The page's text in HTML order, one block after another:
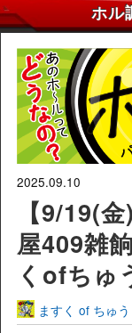
ホル
2025.09.10
【9/19(
屋409雑
くofちゅ
ますく of ちゅう